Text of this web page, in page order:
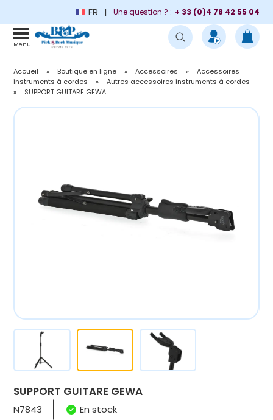
FR Une question ? : + 33 (0)4 78 42 55 04
Menu
Accueil » Boutique en ligne » Accessoires »
Accessoires
instruments à cordes
»
Autres accessoires instruments à cordes
»
SUPPORT GUITARE GEWA
SUPPORT GUITARE GEWA
N7843 En stock